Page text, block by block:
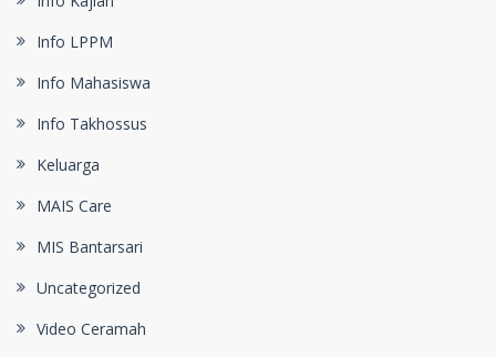
Info LPPM
Info Mahasiswa
Info Takhossus
Keluarga
MAIS Care
MIS Bantarsari
Uncategorized
Video Ceramah